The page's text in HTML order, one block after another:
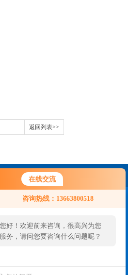
在线交流
咨询热线：13663800518
您好！欢迎前来咨询，很高兴为您
服务，请问您要咨询什么问题呢？
返回列表>>